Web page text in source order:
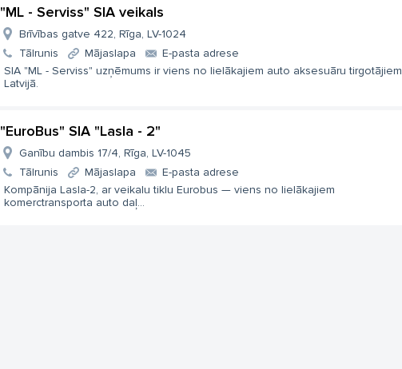
"ML - Serviss" SIA veikals
Brīvības gatve 422, Rīga, LV-1024
Tālrunis
Mājaslapa
E-pasta adrese
SIA "ML - Serviss" uzņēmums ir viens no lielākajiem auto aksesuāru tirgotājiem
Latvijā.
"EuroBus" SIA "Lasla - 2"
Ganību dambis 17/4, Rīga, LV-1045
Tālrunis
Mājaslapa
E-pasta adrese
Kompānija Lasla-2, ar veikalu tiklu Eurobus — viens no lielākajiem
komerctransporta auto daļ...